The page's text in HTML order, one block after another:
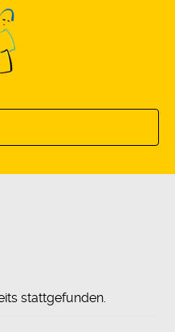
stattgefunden.